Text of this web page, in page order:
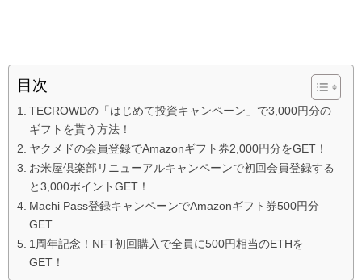
目次
TECROWDの「はじめて投資キャンペーン」で3,000円分の
ギフトを貰う方法！
ヤクメドの会員登録でAmazonギフト券2,000円分をGET！
お米屋倶楽部リニューアルキャンペーンで初回会員登録する
と3,000ポイントGET！
Machi Pass登録キャンペーンでAmazonギフト券500円分
GET
1周年記念！NFT初回購入で全員に500円相当のETHを
GET！